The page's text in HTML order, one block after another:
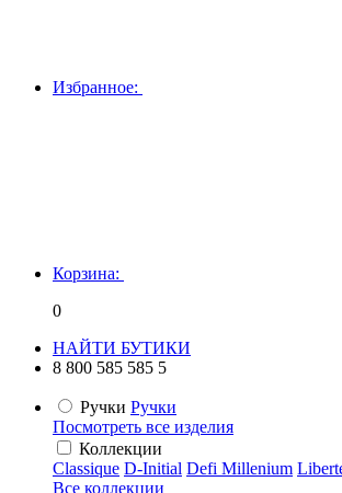
Избранное:
Корзина:
0
НАЙТИ БУТИКИ
8 800 585 585 5
Ручки Ручки
Посмотреть все изделия
Коллекции
Classique D-Initial Defi Millenium
Все коллекции